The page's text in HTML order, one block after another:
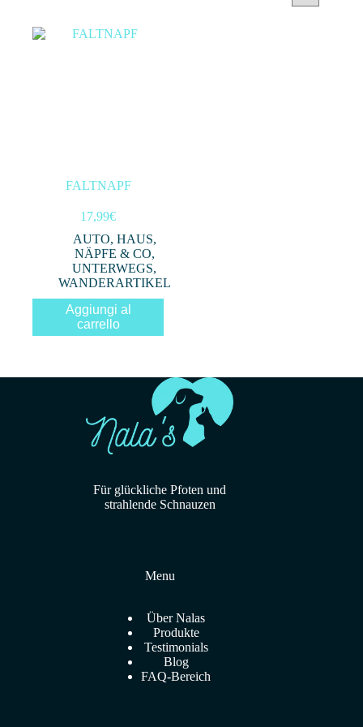
Categorie prodotto
FALTNAPF
17,99€
AUTO, HAUS,
NÄPFE & CO,
UNTERWEGS,
WANDERARTIKEL
Aggiungi al
carrello
Für glückliche Pfoten und
strahlende Schnauzen
Menu
Über Nalas
Produkte
Testimonials
Blog
FAQ-Bereich